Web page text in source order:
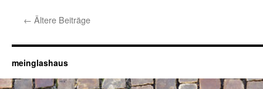
← Ältere Beiträge
meinglashaus